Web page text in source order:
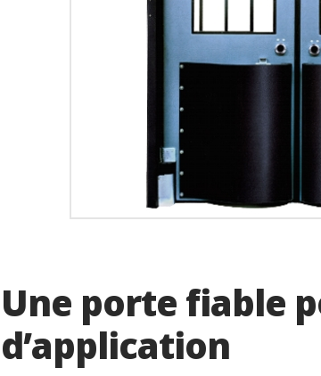
Une porte fiable
d’application